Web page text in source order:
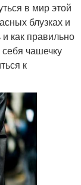
в мир этой
блузках и
как правильно
чашечку
к